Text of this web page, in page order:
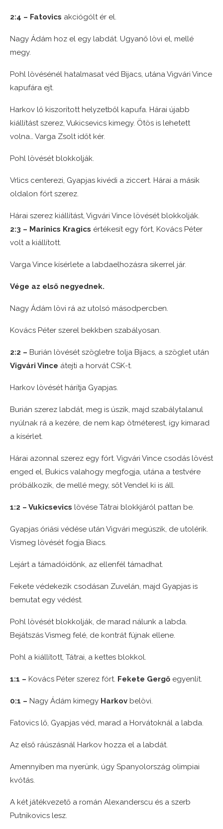
2:4 – Fatovics akciógólt ér el.
Nagy Ádám hoz el egy labdát. Ugyanő lövi el, mellé
megy.
Pohl lövésénél hatalmasat véd Bijacs, utána Vigvári Vince
kapufára ejt.
Harkov lő kiszorított helyzetből kapufa. Hárai újabb
kiállítást szerez, Vukicsevics kimegy. Ötös is lehetett
volna… Varga Zsolt időt kér.
Pohl lövését blokkolják.
Vrlics centerezi, Gyapjas kivédi a ziccert. Hárai a másik
oldalon fórt szerez.
Hárai szerez kiállítást, Vigvári Vince lövését blokkolják.
2:3 – Marinics Kragics értékesít egy fórt, Kovács Péter
volt a kiállított.
Varga Vince kísérlete a labdaelhozásra sikerrel jár.
Vége az első negyednek.
Nagy Ádám lövi rá az utolsó másodpercben.
Kovács Péter szerel bekkben szabályosan.
2:2 – Burián lövését szögletre tolja Bijacs, a szöglet után
Vigvári Vince átejti a horvát CSK-t.
Harkov lövését hárítja Gyapjas.
Burián szerez labdát, meg is úszik, majd szabálytalanul
nyúlnak rá a kezére, de nem kap ötméterest, így kimarad
a kísérlet.
Hárai azonnal szerez egy fórt. Vigvári Vince csodás lövést
enged el, Bukics valahogy megfogja, utána a testvére
próbálkozik, de mellé megy, sőt Vendel ki is áll.
1:2 – Vukicsevics lövése Tátrai blokkjáról pattan be.
Gyapjas óriási védése után Vigvári megúszik, de utolérik.
Vismeg lövését fogja Biacs.
Lejárt a támadóidőnk, az ellenfél támadhat.
Fekete védekezik csodásan Zuvelán, majd Gyapjas is
bemutat egy védést.
Pohl lövését blokkolják, de marad nálunk a labda.
Bejátszás Vismeg felé, de kontrát fújnak ellene.
Pohl a kiállított, Tátrai, a kettes blokkol.
1:1 – Kovács Péter szerez fórt. Fekete Gergő egyenlít.
0:1 – Nagy Ádám kimegy Harkov belövi.
Fatovics lő, Gyapjas véd, marad a Horvátoknál a labda.
Az első ráúszásnál Harkov hozza el a labdát.
Amennyiben ma nyerünk, úgy Spanyolország olimpiai
kvótás.
A két játékvezető a román Alexanderscu és a szerb
Putnikovics lesz.